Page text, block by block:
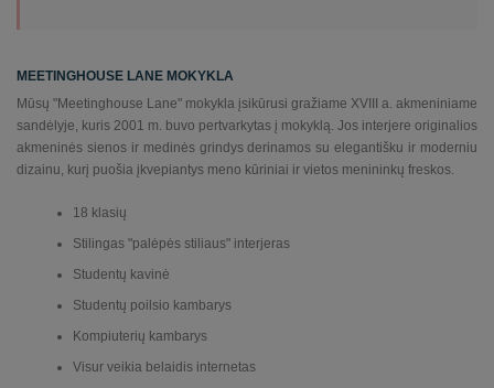
French
German
MEETINGHOUSE LANE MOKYKLA
Mūsų "Meetinghouse Lane" mokykla įsikūrusi gražiame XVIII a. akmeniniame
sandėlyje, kuris 2001 m. buvo pertvarkytas į mokyklą. Jos interjere originalios
akmeninės sienos ir medinės grindys derinamos su elegantišku ir moderniu
dizainu, kurį puošia įkvepiantys meno kūriniai ir vietos menininkų freskos.
18 klasių
Stilingas "palėpės stiliaus" interjeras
Studentų kavinė
Studentų poilsio kambarys
Kompiuterių kambarys
Visur veikia belaidis internetas